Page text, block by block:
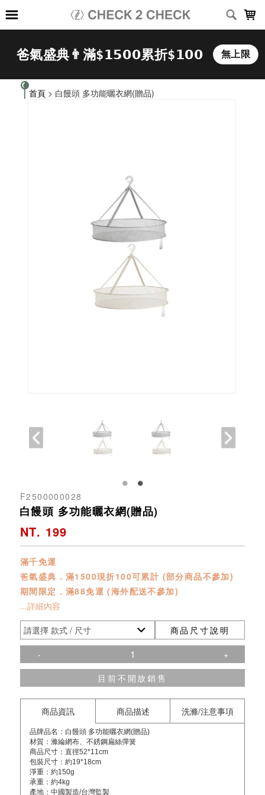
首頁 > 白饅頭 多功能曬衣網(贈品)
F2500000028
白饅頭 多功能曬衣網(贈品)
NT. 199
滿千免運
爸氣盛典．滿1500現折100可累計 (部分商品不參加)
期間限定．滿88免運 (海外配送不參加)
...詳細內容
商品尺寸說明
-
+
目前不開放銷售
商品資訊 商品描述 洗滌/注意事項
品牌品名：白饅頭 多功能曬衣網(贈品)
材質：滌綸網布、不銹鋼扁絲彈簧
商品尺寸：直徑52*11cm
包裝尺寸：約19*18cm
淨重：約150g
承重：約4kg
產地：中國製造/台灣監製